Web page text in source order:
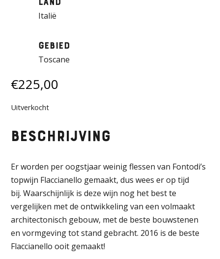
Land
Italië
Gebied
Toscane
€225,00
Uitverkocht
Beschrijving
Er worden per oogstjaar weinig flessen van Fontodi’s
topwijn Flaccianello gemaakt, dus wees er op tijd
bij.Waarschijnlijk is deze wijn nog het best te
vergelijken met de ontwikkeling van een volmaakt
architectonisch gebouw, met de beste bouwstenen
en vormgeving tot stand gebracht. 2016 is de beste
Flaccianello ooit gemaakt!